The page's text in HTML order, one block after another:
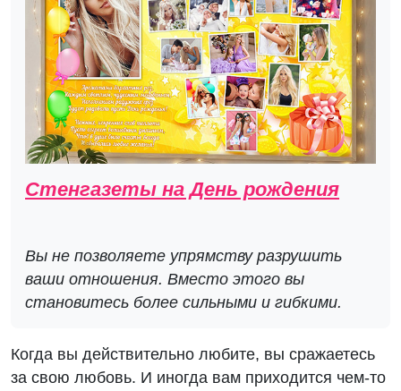
Стенгазеты на День рождения
Вы не позволяете упрямству разрушить
ваши отношения. Вместо этого вы
становитесь более сильными и гибкими.
Когда вы действительно любите, вы сражаетесь
за свою любовь. И иногда вам приходится чем-то